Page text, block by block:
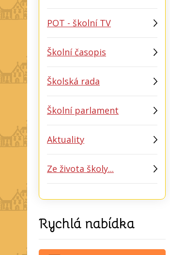
POT - školní TV
Školní časopis
Školská rada
Školní parlament
Aktuality
Ze života školy...
Rychlá nabídka